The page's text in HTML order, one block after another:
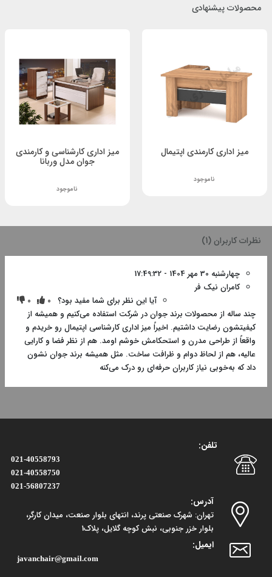
محصولات پیشنهادی
میز اداری کارمندی اپتیمال
ناموجود
میز اداری کارشناسی و کارمندی
جوان مدل وربانا
ناموجود
نظرات کاربران (1)
چهارشنبه 30 مهر 1404 - 17:49:32
کامران نیک فر
آیا این نظر برای شما مفید بود؟ 0
0
چند ساله از محصولات برند جوان در شرکت استفاده می‌کنیم و همیشه از
کیفیتشون رضایت داشتیم. اخیراً میز اداری کارشناسی اپتیمال رو خریدم و
واقعاً از طراحی مدرن و استحکامش خوشم اومد. هم از نظر فضا و کارایی
عالیه، هم از لحاظ دوام و ظرافت ساخت. مثل همیشه برند جوان نشون
داد که به‌خوبی نیاز کاربران حرفه‌ای رو درک می‌کنه
تلفن:
021-40558793
021-40558750
021-56807237
آدرس:
تهران: شهرک صنعتی پرند، انتهای بلوار صنعت، میدان کارگر،
بلوار خزر جنوبی، نبش کوچه گلایل، پلاک1
ایمیل:
javanchair@gmail.com